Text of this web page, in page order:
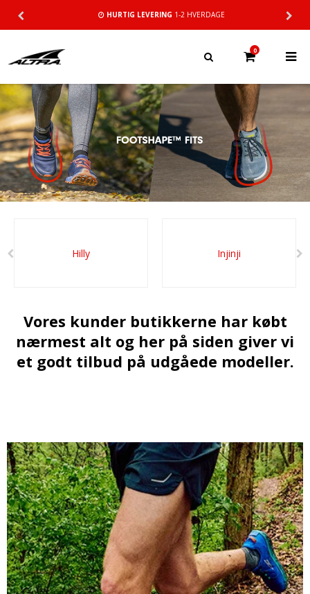
HURTIG LEVERING 1-2 HVERDAGE
0
Hilly Injinji
Vores kunder butikkerne har købt
nærmest alt og her på siden giver vi
et godt tilbud på udgåede modeller.